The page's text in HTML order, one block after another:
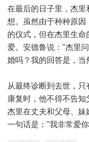
在最后的日子里，杰
想。虽然由于种种原因
的仪式，但在杰里生
爱。安德鲁说："杰里
婚吗？我的回答是，当
从最终诊断到去世，
康复时，他不得不告知
杰里在丈夫和父母、
一句话是："我非常爱